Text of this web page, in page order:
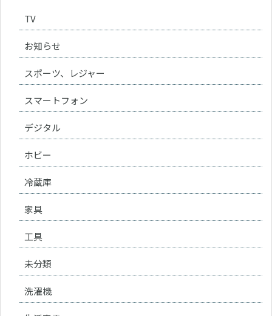
TV
お知らせ
スポーツ、レジャー
スマートフォン
デジタル
ホビー
冷蔵庫
家具
工具
未分類
洗濯機